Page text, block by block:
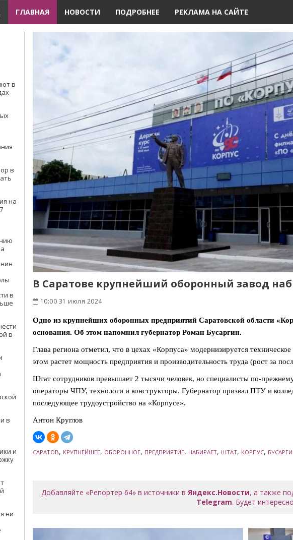
ГЛАВНАЯ НОВОСТИ ПОДРОБНЕЕ РЕКЛАМА НА САЙТЕ
в
в
на
в
в
в
и
ни
В Саратове крупнейший оборонный завод
10:00 31 июля 2024
Одно из крупнейших оборонных предприятий Саратовской области
основания. Об этом напомнил губернатор Роман Бусаргин.
Глава региона отметил, что в цехах «Корпуса» модернизируется
этом растет мощность предприятия и производительность труда (рост за
Штат сотрудников превышает 2 тысячи человек, но специалисты по-
операторы ЧПУ, технологи и конструкторы. Губернатор призвал ПТУ и
последующее трудоустройство на «Корпусе».
Антон Круглов
САРАТОВ, КРУПНЕЙШЕЕ, ОБОРОННОЕ, ПРЕДПРИЯТИЕ, НАБИРАЕТ, ШТАТ, КОРПУС,
Добавляйте «Репортер 64» в источники вЯндекс.Новости, а также
Telegram. Будет